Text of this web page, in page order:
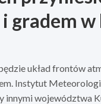
gradem w
układ frontów
Instytut
innymi województwa